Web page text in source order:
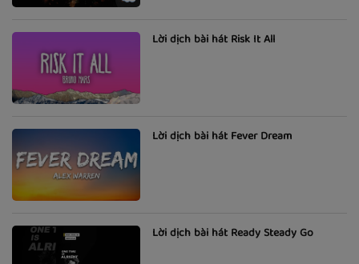
Lời dịch bài hát Risk It All
Lời dịch bài hát Fever Dream
Lời dịch bài hát Ready Steady Go